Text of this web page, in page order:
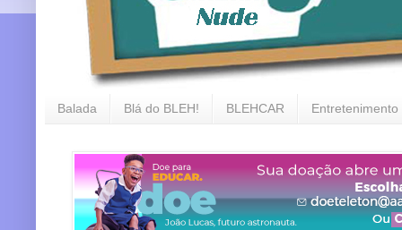
Balada Blá do BLEH! BLEHCAR Entretenimento